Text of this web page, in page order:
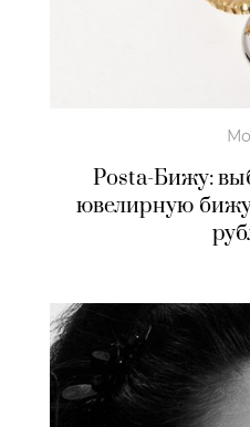
Posta-Бижу:
ювелирную